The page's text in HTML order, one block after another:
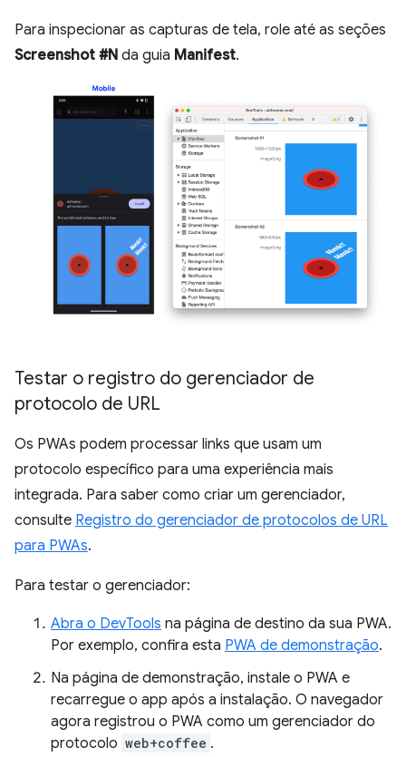
Para inspecionar as capturas de tela, role até as seções
Screenshot #N da guia Manifest.
Testar o registro do gerenciador de
protocolo de URL
Os PWAs podem processar links que usam um
protocolo específico para uma experiência mais
integrada. Para saber como criar um gerenciador,
consulte Registro do gerenciador de protocolos de URL
para PWAs.
Para testar o gerenciador:
Abra o DevTools na página de destino da sua PWA.
Por exemplo, confira esta PWA de demonstração.
Na página de demonstração, instale o PWA e
recarregue o app após a instalação. O navegador
agora registrou o PWA como um gerenciador do
protocolo web+coffee .